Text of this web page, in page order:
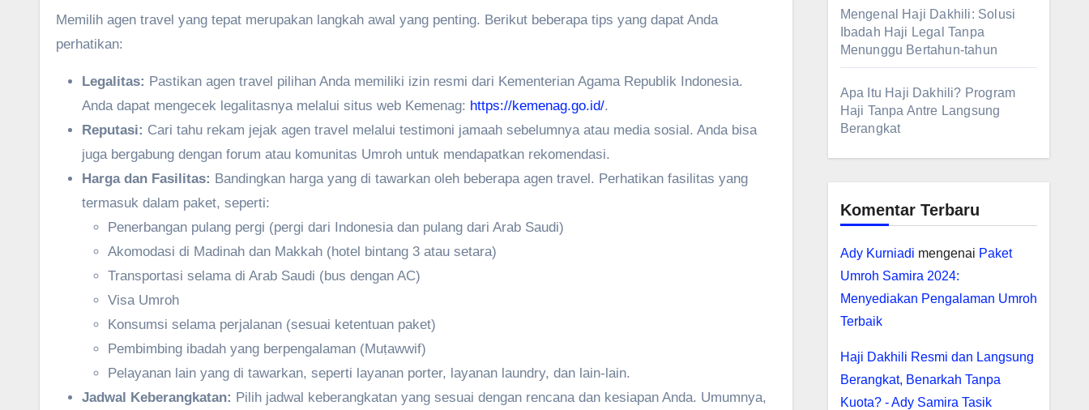
Memilih agen travel yang tepat merupakan langkah awal yang penting. Berikut beberapa tips yang dapat Anda
perhatikan:
Legalitas: Pastikan agen travel pilihan Anda memiliki izin resmi dari Kementerian Agama Republik Indonesia.
Anda dapat mengecek legalitasnya melalui situs web Kemenag: https://kemenag.go.id/.
Reputasi: Cari tahu rekam jejak agen travel melalui testimoni jamaah sebelumnya atau media sosial. Anda bisa
juga bergabung dengan forum atau komunitas Umroh untuk mendapatkan rekomendasi.
Harga dan Fasilitas: Bandingkan harga yang di tawarkan oleh beberapa agen travel. Perhatikan fasilitas yang
termasuk dalam paket, seperti:
Penerbangan pulang pergi (pergi dari Indonesia dan pulang dari Arab Saudi)
Akomodasi di Madinah dan Makkah (hotel bintang 3 atau setara)
Transportasi selama di Arab Saudi (bus dengan AC)
Visa Umroh
Konsumsi selama perjalanan (sesuai ketentuan paket)
Pembimbing ibadah yang berpengalaman (Muṭawwif)
Pelayanan lain yang di tawarkan, seperti layanan porter, layanan laundry, dan lain-lain.
Jadwal Keberangkatan: Pilih jadwal keberangkatan yang sesuai dengan rencana dan kesiapan Anda. Umumnya,
Mengenal Haji Dakhili: Solusi
Ibadah Haji Legal Tanpa
Menunggu Bertahun-tahun
Apa Itu Haji Dakhili? Program
Haji Tanpa Antre Langsung
Berangkat
Komentar Terbaru
Ady Kurniadi mengenai Paket
Umroh Samira 2024:
Menyediakan Pengalaman Umroh
Terbaik
Haji Dakhili Resmi dan Langsung
Berangkat, Benarkah Tanpa
Kuota? - Ady Samira Tasik